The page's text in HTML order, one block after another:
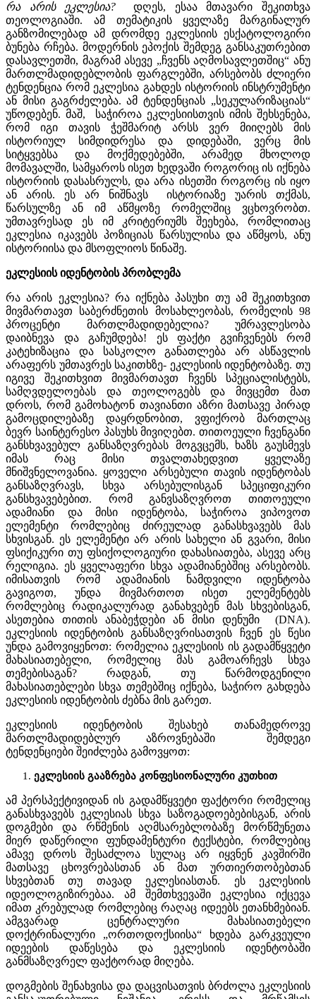
რა არის ეკლესია? დღეს, ესაა მთავარი შეკითხვა
თეოლოგიაში. ამ თემატიკის ყველაზე მარგინალურ
განზომილებად ამ დრომდე ეკლესიის ესქატოლოგირი
ბუნება რჩება. მოდერნის ეპოქის შემდეგ განსაკუთრებით
დასავლეთში, მაგრამ ასევე „ჩვენს აღმოსავლეთშიც“ ანუ
მართლმადიდებლობის ფარგლებში, არსებობს ძლიერი
ტენდენცია რომ ეკლესია გახდეს ისტორიის ინსტრუმენტი
ან მისი გაგრძელება. ამ ტენდენციას „სეკულარიზაციას“
უწოდებენ. მაშ, საჭიროა ეკლესიისთვის იმის შეხსენება,
რომ იგი თავის ჭეშმარიტ არსს ვერ მიიღებს მის
ისტორიულ სიმდიდრესა და დიდებაში, ვერც მის
სიტყვებსა და მოქმედებებში, არამედ მხოლოდ
მომავალში, სამყაროს ისეთ ხედვაში როგორიც ის იქნება
ისტორიის დასასრულს, და არა ისეთში როგორც ის იყო
ან არის. ეს არ ნიშნავს ისტორიაზე უარის თქმას,
წარსულზე ან იმ აწმყოზე რომელშიც ვცხოვრობთ.
უმთავრესად ეს იმ კრიტერიუმს შეეხება, რომლითაც
ეკლესია იკავებს პოზიციას წარსულისა და აწმყოს, ანუ
ისტორიისა და მსოფლიოს წინაშე.
ეკლესიის იდენტობის პრობლემა
რა არის ეკლესია? რა იქნება პასუხი თუ ამ შეკითხვით
მივმართავთ საბერძნეთის მოსახლეობას, რომელის 98
პროცენტი მართლმადიდებელია? უმრავლესობა
დაიბნევა და გაჩუმდება! ეს ფაქტი გვიჩვენებს რომ
კატეხიზაცია და სასკოლო განათლება არ ასწავლის
არაფერს უმთავრეს საკითხზე- ეკლესიის იდენტობაზე. თუ
იგივე შეკითხვით მივმართავთ ჩვენს სპეციალისტებს,
სამღვდელოებას და თეოლოგებს და მივცემთ მათ
დროს, რომ გამოხატონ თავიანთი აზრი მათსავე პირად
გამოცდილებაზე დაყრდნობით, ვფიქრობ მართლაც
ბევრ საინტერესო პასუხს მივიღებთ. თითოეული ჩვენგანი
განსხვავებულ განსაზღვრებას მოგვცემს, ხაზს გაუსმევს
იმას რაც მისი თვალთახედვით ყველაზე
მნიშვნელოვანია. ყოველი არსებული თავის იდენტობას
განსაზღვრავს, სხვა არსებულისგან სპეციფიკური
განსხვავებებით. რომ განვსაზღვროთ თითოეული
ადამიანი და მისი იდენტობა, საჭიროა ვიპოვოთ
ელემენტი რომლებიც ძირეულად განასხვავებს მას
სხვისგან. ეს ელემენტი არ არის სახელი ან გვარი, მისი
ფსიქიკური თუ ფსიქოლოგიური დახასიათება, ასევე არც
რელიგია. ეს ყველაფერი სხვა ადამიანებშიც არსებობს.
იმისათვის რომ ადამიანის ნამდვილი იდენტობა
გავიგოთ, უნდა მივმართოთ ისეთ ელემენტებს
რომლებიც რადიკალურად განახვებენ მას სხვებისგან,
ასეთებია თითის ანაბეჭდები ან მისი დენუმი (DNA).
ეკლესიის იდენტობის განსაზღვრისათვის ჩვენ ეს წესი
უნდა გამოვიყენოთ: რომელია ეკლესიის ის გადამწყვეტი
მახასიათებელი, რომელიც მას გამოარჩევს სხვა
თემებისაგან? რადგან, თუ წარმოდგენილი
მახასიათებლები სხვა თემებშიც იქნება, საჭირო გახდება
ეკლესიის იდენტობის ძებნა მის გარეთ.
ეკლესიის იდენტობის შესახებ თანამედროვე
მართლმადიდებლურ აზროვნებაში შემდეგი
ტენდენციები შეიძლება გამოვყოთ:
ეკლესიის გააზრება კონფესიონალური კუთხით
ამ პერსპექტივიდან ის გადამწყვეტი ფაქტორი რომელიც
განასხვავებს ეკლესიას სხვა საზოგადოებებისგან, არის
დოგმები და რწმენის აღმსარებლობაზე მორწმუნეთა
მიერ დაწერილი ფუნდამენტური ტექსტები, რომლებიც
ამავე დროს შესაძლოა სულაც არ იყვნენ კავშირში
მათსავე ცხოვრებასთან ან მათ ურთიერთობებთან
სხვებთან თუ თავად ეკლესიასთან. ეს ეკლესიის
იდეოლოგიზირებაა. ამ შემთხვევაში ეკლესია იქცევა
იმათ კრებულად რომლებიც რაღაც იდეებს ეთანხმებიან.
ამგვარად ცენტრალური მახასიათებელი
დოქტრინალური „ორთოდოქსიისა“ ხდება გარკვეული
იდეების დაწესება და ეკლესიის იდენტობაში
განმსაზღვრელ ფაქტორად მიღება.
დოგმების შენახვისა და დაცვისათვის ბრძოლა ეკლესიის